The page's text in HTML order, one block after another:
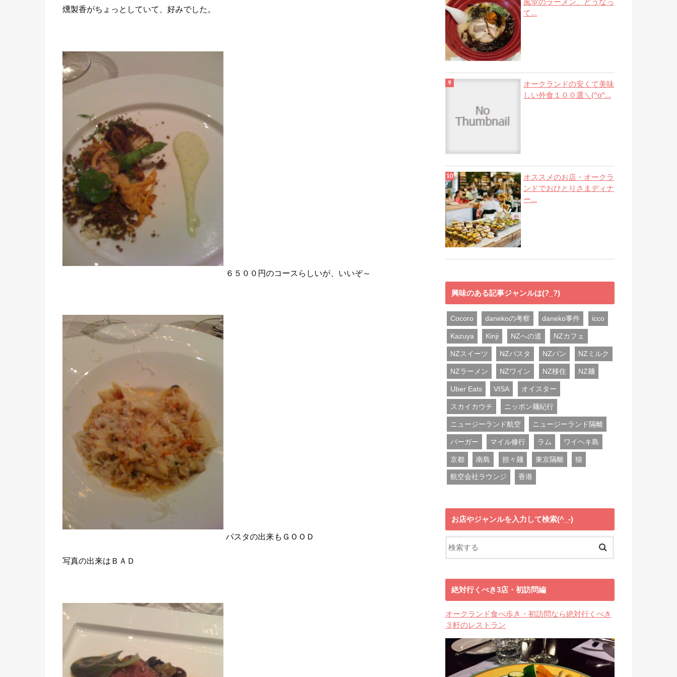
燻製香がちょっとしていて、好みでした。
６５００円のコースらしいが、いいぞ～
パスタの出来もＧＯＯＤ
写真の出来はＢＡＤ
風堂のラーメン、どうなっ
て...
オークランドの安くて美味
しい外食１００選＼(^o^...
オススメのお店・オークラ
ンドでおひとりさまディナ
ー...
興味のある記事ジャンルは(?_?)
Cocoro danekoの考察 daneko事件 icco
Kazuya Kinji NZへの道 NZカフェ
NZスイーツ NZパスタ NZパン NZミルク
NZラーメン NZワイン NZ移住 NZ麺
Uber Eats VISA オイスター
スカイカウチ ニッポン麺紀行
ニュージーランド航空 ニュージーランド隔離
バーガー マイル修行 ラム ワイヘキ島
京都 南島 担々麺 東京隔離 猫
航空会社ラウンジ 香港
お店やジャンルを入力して検索(^_-)
絶対行くべき3店・初訪問編
オークランド食べ歩き・初訪問なら絶対行くべき
３軒のレストラン